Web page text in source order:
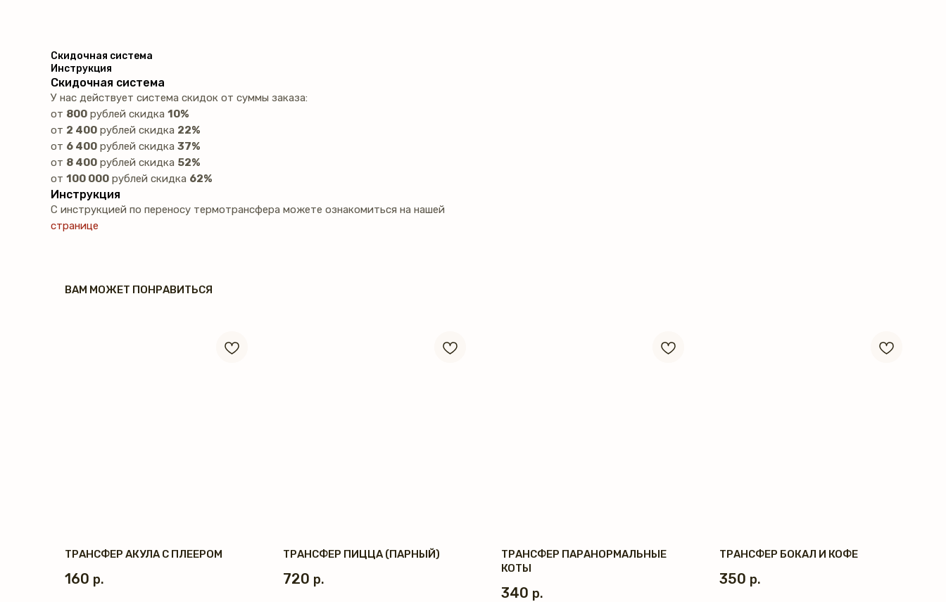
Скидочная система
Инструкция
Скидочная система
У нас действует система скидок от суммы заказа:
от 800 рублей скидка 10%
от 2 400 рублей скидка 22%
от 6 400 рублей скидка 37%
от 8 400 рублей скидка 52%
от 100 000 рублей скидка 62%
Инструкция
С инструкцией по переносу термотрансфера можете ознакомиться на нашей
странице
ВАМ МОЖЕТ ПОНРАВИТЬСЯ
ТРАНСФЕР АКУЛА С ПЛЕЕРОМ
160 р.
ТРАНСФЕР ПИЦЦА (ПАРНЫЙ)
720 р.
ТРАНСФЕР ПАРАНОРМАЛЬНЫЕ
КОТЫ
340 р.
ТРАНСФЕР БОКАЛ И КОФЕ
350 р.